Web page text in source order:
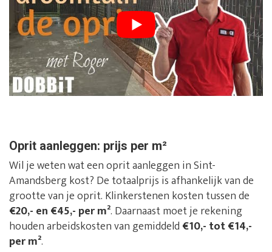
Oprit aanleggen: prijs per m²
Wil je weten wat een oprit aanleggen in Sint-
Amandsberg kost? De totaalprijs is afhankelijk van de
grootte van je oprit. Klinkerstenen kosten tussen de
€20,- en €45,- per m². Daarnaast moet je rekening
houden arbeidskosten van gemiddeld €10,- tot €14,-
per m².